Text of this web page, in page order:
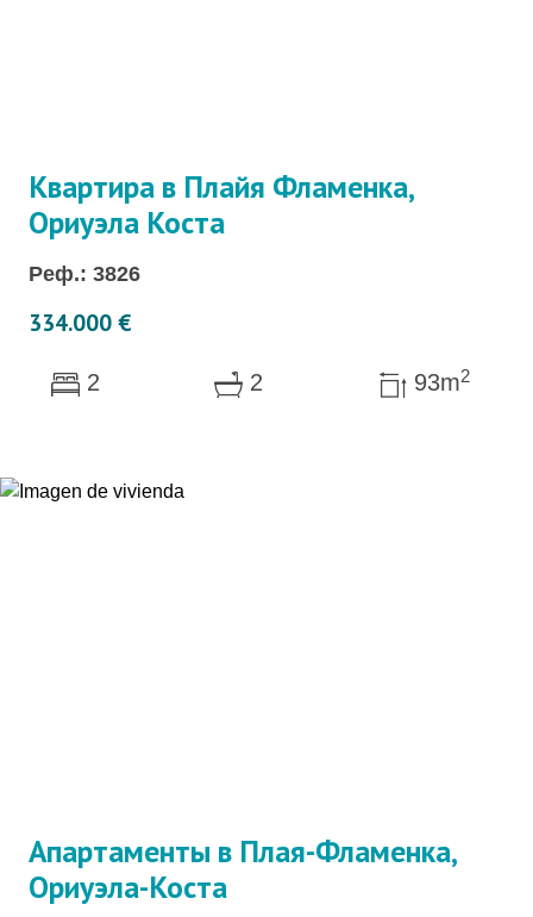
Квартира в Плайя Фламенка,
Ориуэла Коста
Реф.: 3826
334.000 €
2 2 93m2
Апартаменты в Плая-Фламенка,
Ориуэла-Коста